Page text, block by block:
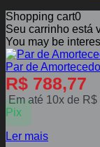
Shopping cart0
Seu carrinho está
You may be
Par de
R$ 788,77
Em até 10x de R$
Pix
Ler mais